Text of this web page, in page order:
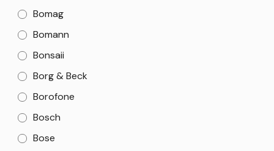
Bomag
Bomann
Bonsaii
Borg & Beck
Borofone
Bosch
Bose